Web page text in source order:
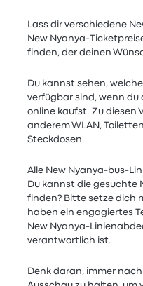
Lass dir verschiedene
New Nyanya-
finden, der deinen
Du kannst sehen,
verfügbar sind, wenn du
online kaufst. Zu diesen
anderem WLAN,
Steckdosen.
Alle New Nyanya-bus-
Du kannst die gesuchte
finden? Bitte setze dich
haben ein engagiertes
New Nyanya-
verantwortlich ist.
Denk daran, immer